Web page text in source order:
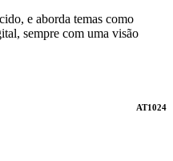
e aborda temas como
sempre com uma visão
AT1024